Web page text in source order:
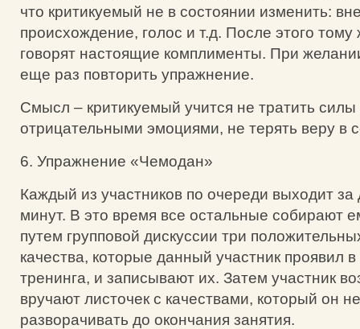
что критикуемый не в состоянии изменить:
происхождение, голос и т.д. После этого тому
говорят настоящие комплименты. При
еще раз повторить упражнение.
Смысл – критикуемый учится не тратить
отрицательными эмоциями, не терять веру в
6. Упражнение «Чемодан»
Каждый из участников по очереди выходит за
минут. В это время все остальные собирают
путем групповой дискуссии три
качества, которые данный участник проявил в
тренинга, и записывают их. Затем участник
вручают листочек с качествами, который он
разворачивать до окончания занятия.